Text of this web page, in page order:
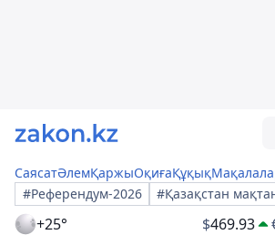
СаясатӘлемҚаржыОқиғаҚұқық
#Референдум-2026
#Қазақстан
+25° $469.93